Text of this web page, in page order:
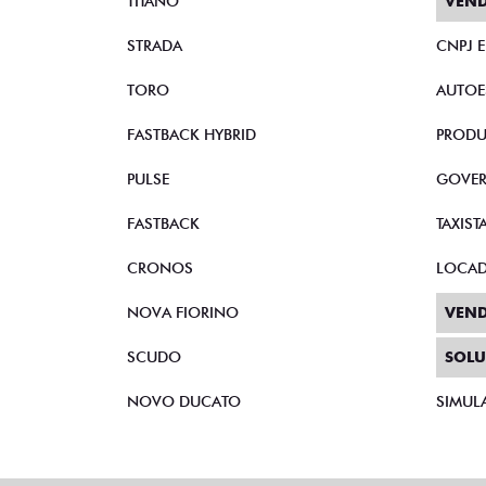
STRADA
TORO
FASTBACK HYBRID
PULSE
FASTBACK
CRONOS
NOVA FIORINO
SCUDO
NOVO DUCATO
CNPJ